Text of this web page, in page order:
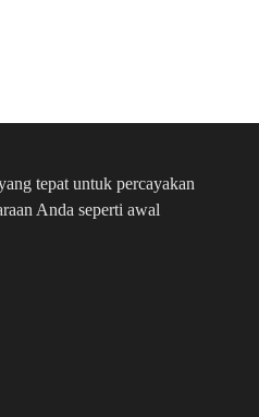
tepat untuk percayakan
Anda seperti awal